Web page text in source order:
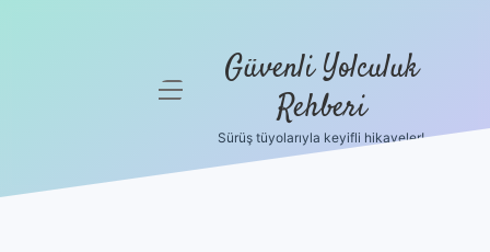
menüyü Güvenli Yolculuk
Rehberi
Sürüş tüyolarıyla keyifli hikayeler!